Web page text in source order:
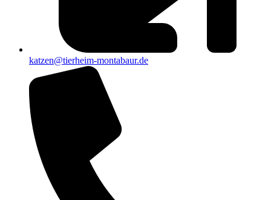
katzen@tierheim-montabaur.de